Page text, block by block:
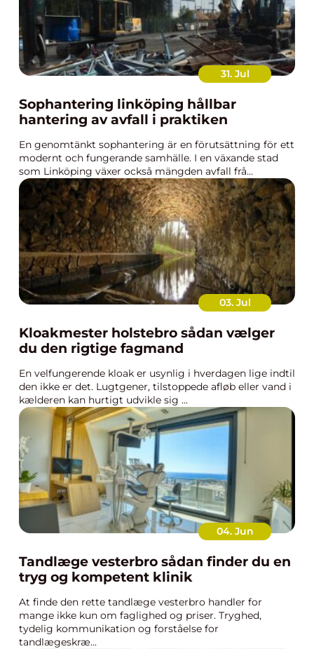
31. Jul
Sophantering linköping hållbar
hantering av avfall i praktiken
En genomtänkt sophantering är en förutsättning för ett
modernt och fungerande samhälle. I en växande stad
som Linköping växer också mängden avfall frå...
03. Jul
Kloakmester holstebro sådan vælger
du den rigtige fagmand
En velfungerende kloak er usynlig i hverdagen lige indtil
den ikke er det. Lugtgener, tilstoppede afløb eller vand i
kælderen kan hurtigt udvikle sig ...
04. Jun
Tandlæge vesterbro sådan finder du en
tryg og kompetent klinik
At finde den rette tandlæge vesterbro handler for
mange ikke kun om faglighed og priser. Tryghed,
tydelig kommunikation og forståelse for
tandlægeskræ...